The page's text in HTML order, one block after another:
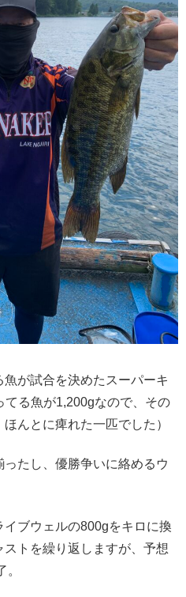
魚が試合を決めたスーパーキ
てる魚が1,200gなので、その
んとに痺れた一匹でした）
たし、優勝争いに絡めるウ
イブウェルの800gをキロに換
トを繰り返しますが、予想